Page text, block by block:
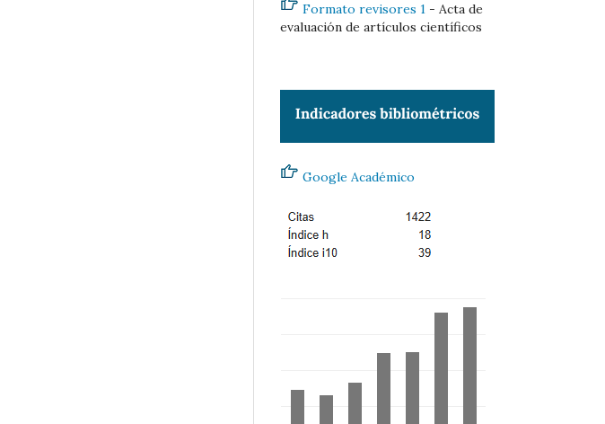
Formato revisores 1 - Acta de
evaluación de artículos científicos
Google Académico